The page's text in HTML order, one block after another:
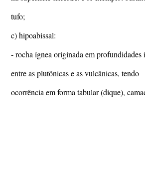
tufo;
c) hipoabissal:
- rocha ígnea originada em profundidades
entre as plutônicas e as vulcânicas, tendo
ocorrência em forma tabular (dique),